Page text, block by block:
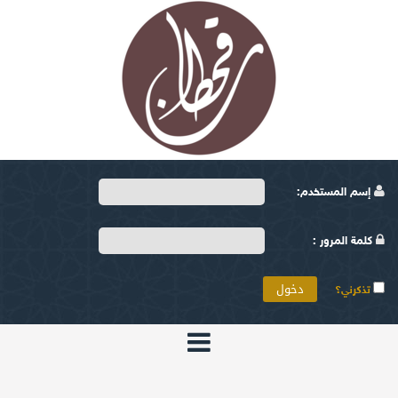
إسم المستخدم:
كلمة المرور :
تذكرني؟